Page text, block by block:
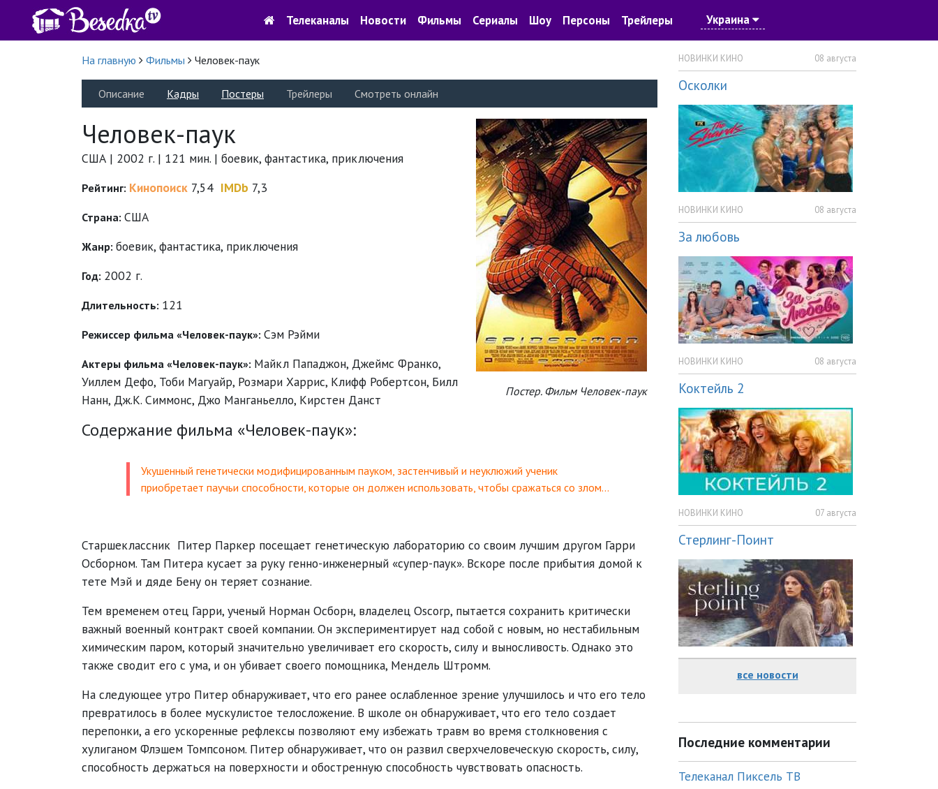
Телеканалы Новости Фильмы Сериалы Шоу Персоны Трейлеры Украина
На главную Фильмы Человек-паук
Описание Кадры Постеры Трейлеры Смотреть онлайн
Постер. Фильм Человек-паук
Человек-паук
США | 2002 г. | 121 мин. | боевик, фантастика, приключения
Рейтинг: Кинопоиск 7,54 IMDb 7,3
Страна: США
Жанр: боевик, фантастика, приключения
Год: 2002 г.
Длительность: 121
Режиссер фильма «Человек-паук»: Сэм Рэйми
Актеры фильма «Человек-паук»: Майкл Пападжон, Джеймс Франко,
Уиллем Дефо, Тоби Магуайр, Розмари Харрис, Клифф Робертсон, Билл
Нанн, Дж.К. Симмонс, Джо Манганьелло, Кирстен Данст
Содержание фильма «Человек-паук»:
Укушенный генетически модифицированным пауком, застенчивый и неуклюжий ученик
приобретает паучьи способности, которые он должен использовать, чтобы сражаться со злом…
Старшеклассник Питер Паркер посещает генетическую лабораторию со своим лучшим другом Гарри
Осборном. Там Питера кусает за руку генно-инженерный «супер-паук». Вскоре после прибытия домой к
тете Мэй и дяде Бену он теряет сознание.
Тем временем отец Гарри, ученый Норман Осборн, владелец Oscorp, пытается сохранить критически
важный военный контракт своей компании. Он экспериментирует над собой с новым, но нестабильным
химическим паром, который значительно увеличивает его скорость, силу и выносливость. Однако это
также сводит его с ума, и он убивает своего помощника, Мендель Штромм.
На следующее утро Питер обнаруживает, что его ранее ослабленное зрение улучшилось и что его тело
превратилось в более мускулистое телосложение. В школе он обнаруживает, что его тело создает
перепонки, а его ускоренные рефлексы позволяют ему избежать травм во время столкновения с
хулиганом Флэшем Томпсоном. Питер обнаруживает, что он развил сверхчеловеческую скорость, силу,
способность держаться на поверхности и обостренную способность чувствовать опасность.
НОВИНКИ КИНО 08 августа
Осколки
НОВИНКИ КИНО 08 августа
За любовь
НОВИНКИ КИНО 08 августа
Коктейль 2
НОВИНКИ КИНО 07 августа
Стерлинг-Поинт
все новости
Последние комментарии
Телеканал Пиксель ТВ